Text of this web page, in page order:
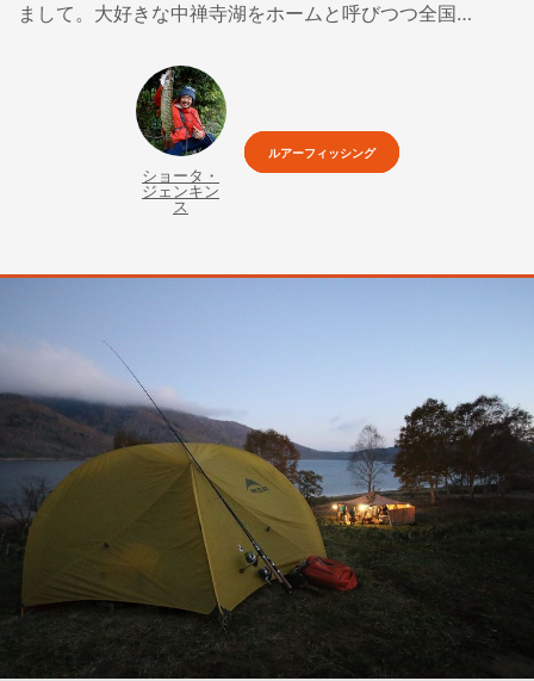
まして。大好きな中禅寺湖をホームと呼びつつ全国…
ショータ・
ジェンキン
ス
ルアーフィッシング